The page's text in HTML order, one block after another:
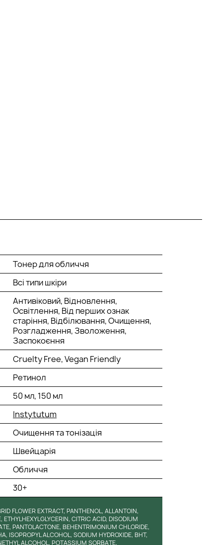
Тонер для обличчя
Всі типи шкіри
Антивіковий, Відновлення,
Освітлення, Від перших ознак
старіння, Відбілювання, Очищення,
Розгладження, Зволоження,
Заспокоєння
Cruelty Free, Vegan Friendly
Ретинол
50 мл, 150 мл
Instytutum
Очищення та тонізація
Швейцарія
Обличчя
30+
FLOWER EXTRACT, PANTHENOL, ALLANTOIN,
CITRIC ACID, DISODIUM
PANTOLACTONE, BEHENTRIMONIUM CHLORIDE,
ISOPROPYL ALCOHOL, SODIUM HYDROXIDE, BHT,
ALCOHOL, POTASSIUM SORBATE,